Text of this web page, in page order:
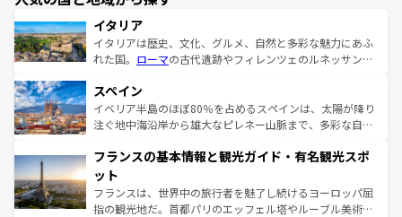
イタリア
イタリアは歴史、文化、グルメ、自然と多彩な魅力にあふ
れた国。 ローマの古代遺跡やフィレンツェのルネッサンス
ろん、トスカーナの美しい田園風景やアマルフィ海岸の絶
景など、自然景観も見逃せない。観光の合間には、本場の
ピザやパスタなど、絶品のイタリア料理を堪能することも
ませてくれるイタリアで、忘れられない旅をしてみよう！
なお、新着のイタリア情報は
しい。
スペイン
イベリア半島のほぼ80％を占めるスペインは、太陽が降り
注ぐ地中海沿岸から雄大なピレネー山脈まで、多彩な自然
文化が根付くこの国では、情熱的なフラメンコ、熱気あふ
れる闘牛、そして美味しいタパスが生活の一部となってい
る。首都マドリードの洗練された雰囲気や、バルセロナの
アートに溢れた街角から、地方では古代ローマ遺跡や中世
フランスの基本情報と観光ガイド・有名観光スポ
ット
フランスは、世界中の旅行者を魅了し続けるヨーロッパ屈
指の観光地だ。首都パリのエッフェル塔やルーブル美術館